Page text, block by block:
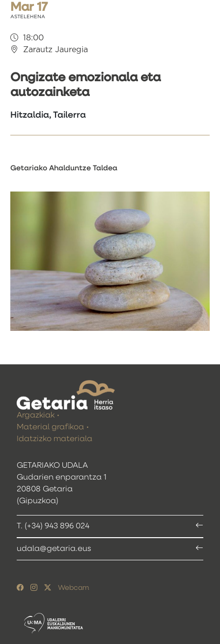
Mar 17
ASTELEHENA
18:00
Zarautz Jauregia
Ongizate emozionala eta
autozainketa
Hitzaldia, Tailerra
Getariako Ahalduntze Taldea
GETARIAKO UDALA
Gudarien enparantza 1
20808 Getaria
(Gipuzkoa)
T. (+34) 943 896 024
udala@getaria.eus
Argazkiak
Material grafikoa
Idatzizko materiala
Webcam